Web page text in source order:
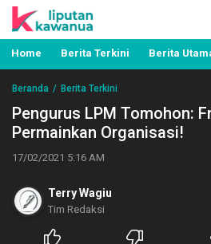
Liputan Kawanua
Berita Manado, Sulawesi
Pemerintahan, Hukum
Home Berita Terkini Berita
Beranda Berita Terkini
Pengurus LPM Tomohon:
Permainkan Organisasi!
17/02/2021 5:16 AM
Terry Wagiu
Tim Redaksi